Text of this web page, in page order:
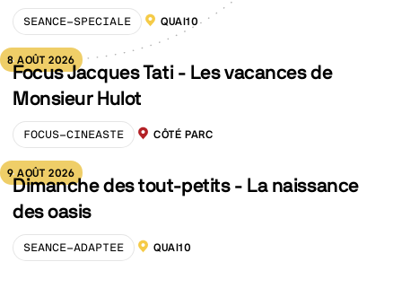
SEANCE-SPECIALE LOCALISATION :
QUAI10
8 AOÛT 2026
Focus Jacques Tati - Les vacances de
Monsieur Hulot
FOCUS-CINEASTE LOCALISATION :
CÔTÉ PARC
9 AOÛT 2026
Dimanche des tout-petits - La naissance
des oasis
SEANCE-ADAPTEE LOCALISATION :
QUAI10